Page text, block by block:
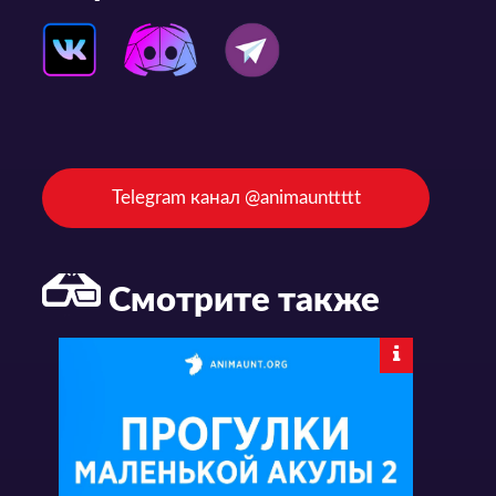
Telegram канал @animaunttttt
Смотрите также